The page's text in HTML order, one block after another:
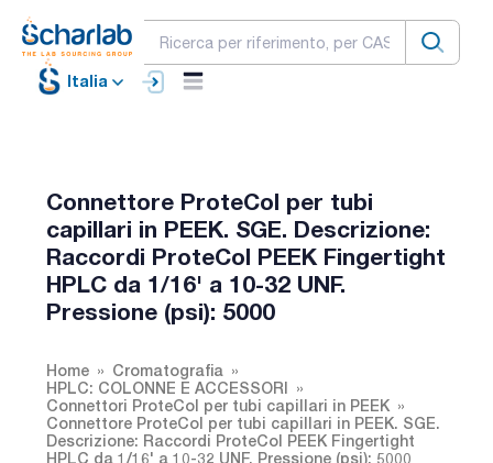
Italia
Connettore ProteCol per tubi
capillari in PEEK. SGE. Descrizione:
Raccordi ProteCol PEEK Fingertight
HPLC da 1/16' a 10-32 UNF.
Pressione (psi): 5000
Home
Cromatografia
HPLC: COLONNE E ACCESSORI
Connettori ProteCol per tubi capillari in PEEK
Connettore ProteCol per tubi capillari in PEEK. SGE.
Descrizione: Raccordi ProteCol PEEK Fingertight
HPLC da 1/16' a 10-32 UNF. Pressione (psi): 5000